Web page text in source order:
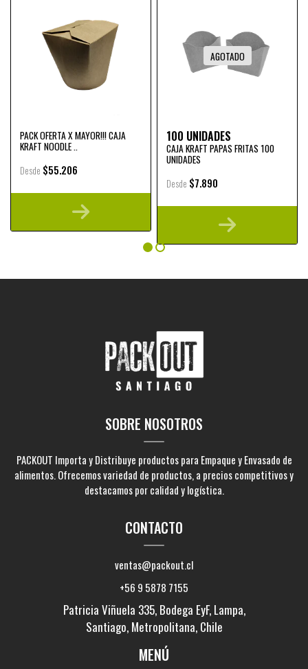
PACK OFERTA X MAYOR!!! CAJA
KRAFT NOODLE ..
Desde $55.206
AGOTADO
100 UNIDADES
CAJA KRAFT PAPAS FRITAS 100
UNIDADES
Desde $7.890
SOBRE NOSOTROS
PACKOUT Importa y Distribuye productos para Empaque y Envasado de
alimentos. Ofrecemos variedad de productos, a precios competitivos y
destacamos por calidad y logística.
CONTACTO
ventas@packout.cl
+56 9 5878 7155
Patricia Viñuela 335, Bodega EyF, Lampa,
Santiago, Metropolitana, Chile
MENÚ